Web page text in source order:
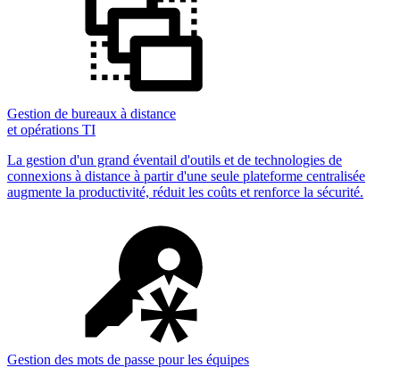
Gestion de bureaux à distance
et opérations TI
La gestion d'un grand éventail d'outils et de technologies de
connexions à distance à partir d'une seule plateforme centralisée
augmente la productivité, réduit les coûts et renforce la sécurité.
Gestion des mots de passe pour les équipes